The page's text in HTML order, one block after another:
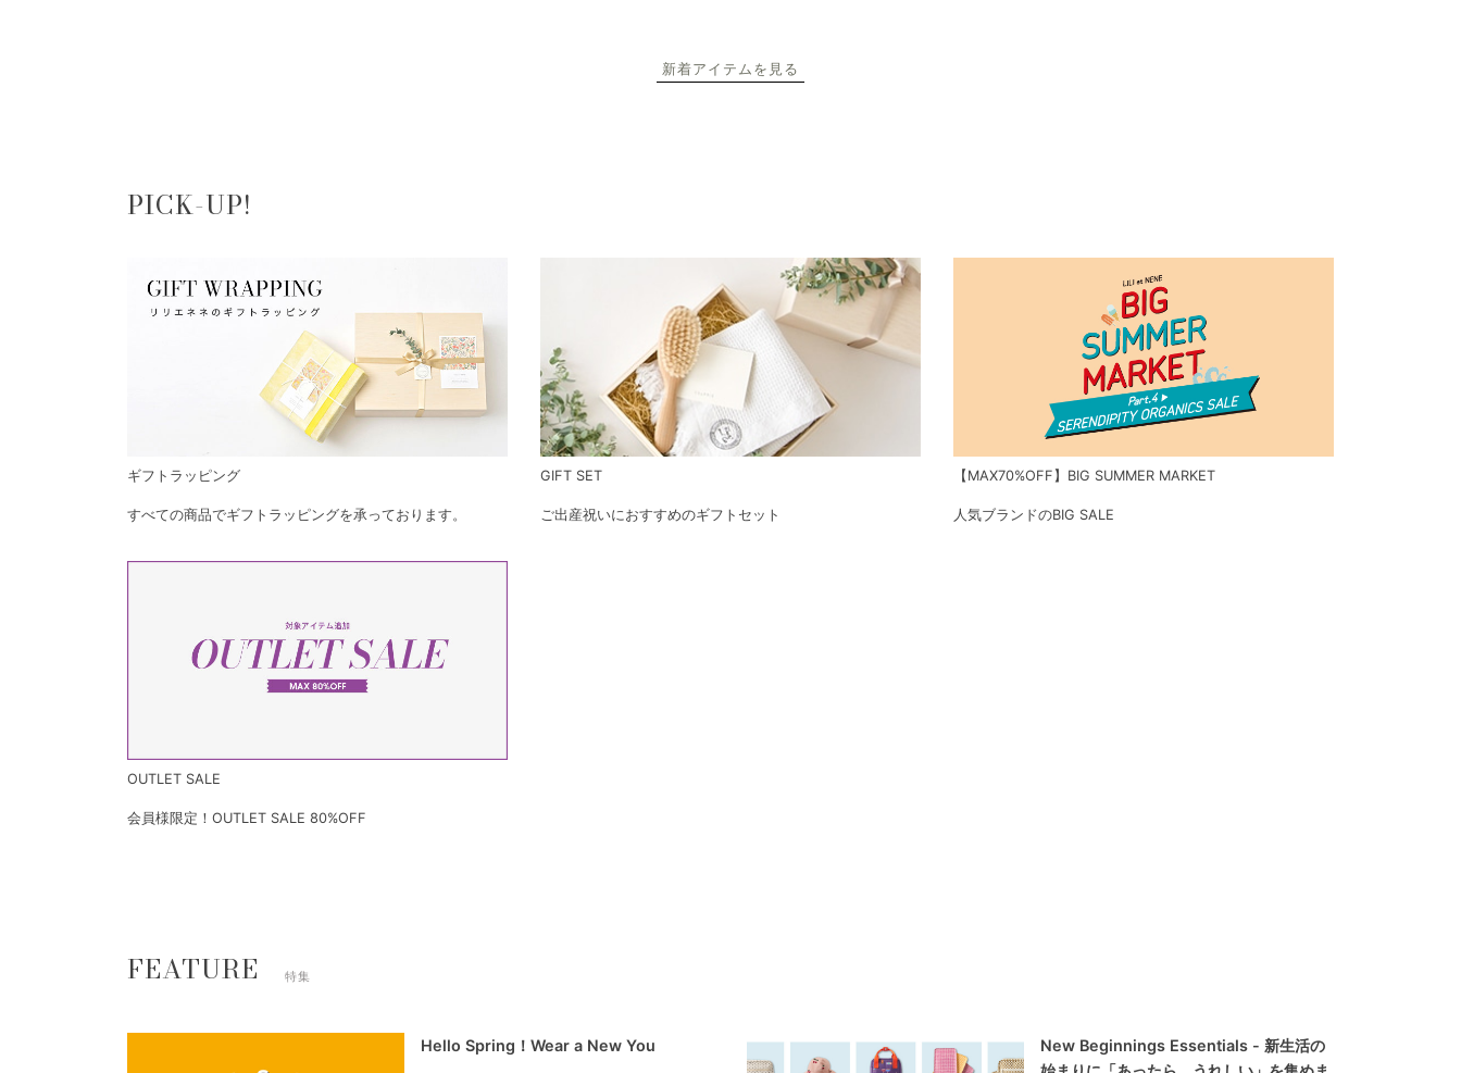
新着アイテムを見る
PICK-UP!
ギフトラッピング
すべての商品でギフトラッピングを承っております。
GIFT SET
ご出産祝いにおすすめのギフトセット
【MAX70%OFF】BIG SUMMER MARKET
人気ブランドのBIG SALE
OUTLET SALE
会員様限定！OUTLET SALE 80%OFF
FEATURE 特集
Hello Spring！Wear a New You
New Beginnings Essentials - 新生活の